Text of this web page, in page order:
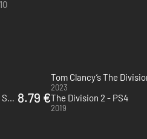
10
Tom Clancy’s The
2023
Tom Clancy's The Division 2 - Xbox One & Xbox Series X|S 8.79 €The Division 2 - PS4
2019